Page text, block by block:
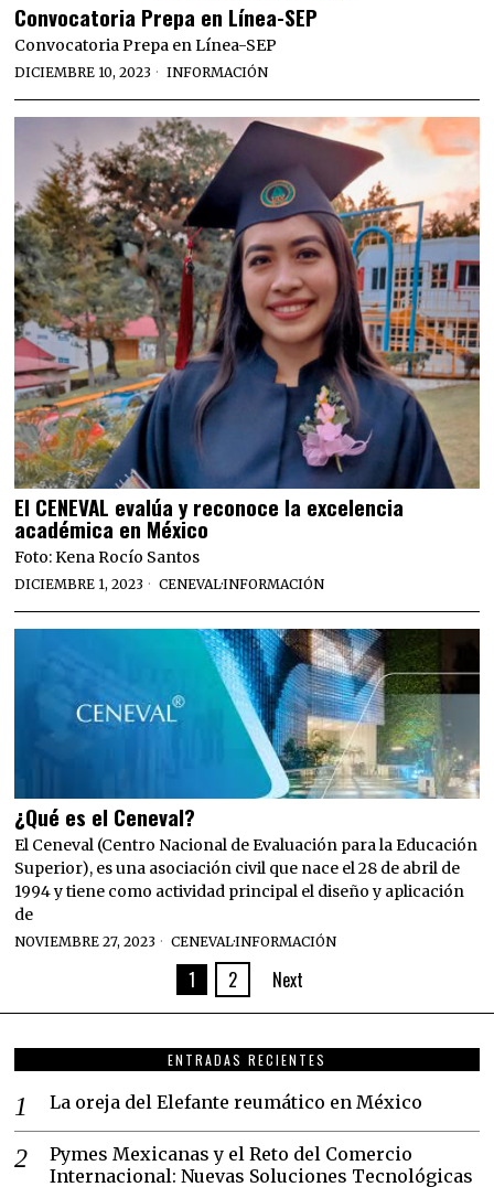
Convocatoria Prepa en Línea-SEP
Convocatoria Prepa en Línea-SEP
DICIEMBRE 10, 2023 INFORMACIÓN
El CENEVAL evalúa y reconoce la excelencia
académica en México
Foto: Kena Rocío Santos
DICIEMBRE 1, 2023 CENEVAL·INFORMACIÓN
¿Qué es el Ceneval?
El Ceneval (Centro Nacional de Evaluación para la Educación
Superior), es una asociación civil que nace el 28 de abril de
1994 y tiene como actividad principal el diseño y aplicación
de
NOVIEMBRE 27, 2023 CENEVAL·INFORMACIÓN
1 2 Next
ENTRADAS RECIENTES
La oreja del Elefante reumático en México
Pymes Mexicanas y el Reto del Comercio
Internacional: Nuevas Soluciones Tecnológicas